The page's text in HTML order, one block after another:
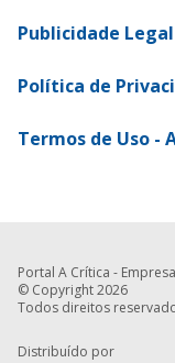
Publicidade Legal
Política de
Termos de Uso -
Portal A Crítica -
© Copyright 2026
Todos direitos
Distribuído por